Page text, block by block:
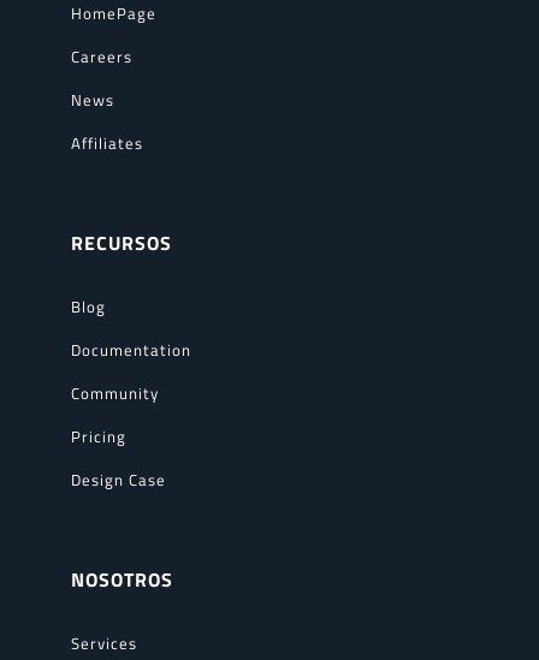
HomePage
Careers
News
Affiliates
RECURSOS
Blog
Documentation
Community
Pricing
Design Case
NOSOTROS
Services